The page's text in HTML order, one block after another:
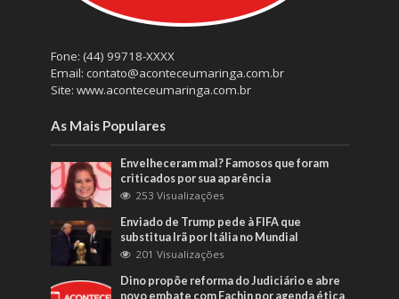
Fone: (44) 99718-XXXX
Email: contato@aconteceumaringa.com.br
Site: www.aconteceumaringa.com.br
As Mais Populares
Envelheceram mal? Famosos que foram
criticados por sua aparência
253 Visualizações
Enviado de Trump pede à FIFA que
substitua Irã por Itália no Mundial
201 Visualizações
Dino propõe reforma do Judiciário e abre
novo embate com Fachin por agenda ética